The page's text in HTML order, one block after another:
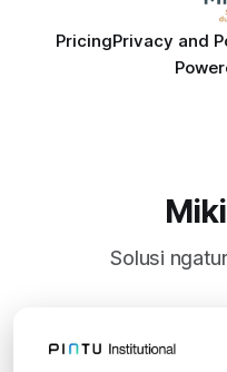
PricingPrivacy and
Solusi